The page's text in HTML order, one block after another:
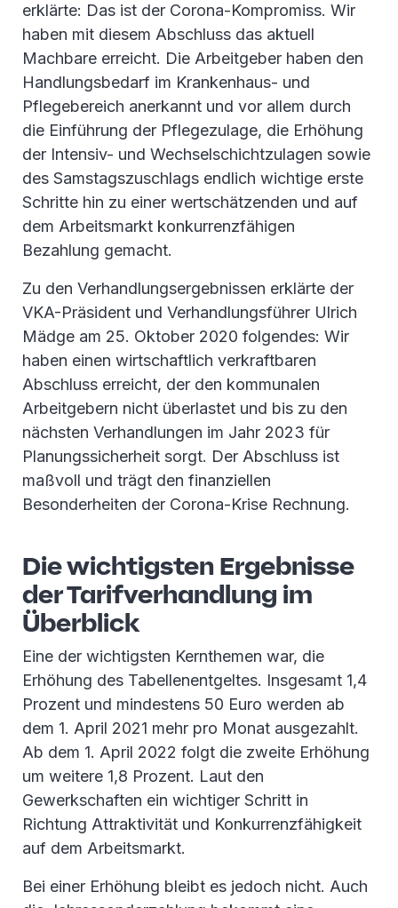
erklärte: Das ist der Corona-Kompromiss. Wir
haben mit diesem Abschluss das aktuell
Machbare erreicht. Die Arbeitgeber haben den
Handlungsbedarf im Krankenhaus- und
Pflegebereich anerkannt und vor allem durch
die Einführung der Pflegezulage, die Erhöhung
der Intensiv- und Wechselschichtzulagen sowie
des Samstagszuschlags endlich wichtige erste
Schritte hin zu einer wertschätzenden und auf
dem Arbeitsmarkt konkurrenzfähigen
Bezahlung gemacht.
Zu den Verhandlungsergebnissen erklärte der
VKA-Präsident und Verhandlungsführer Ulrich
Mädge am 25. Oktober 2020 folgendes: Wir
haben einen wirtschaftlich verkraftbaren
Abschluss erreicht, der den kommunalen
Arbeitgebern nicht überlastet und bis zu den
nächsten Verhandlungen im Jahr 2023 für
Planungssicherheit sorgt. Der Abschluss ist
maßvoll und trägt den finanziellen
Besonderheiten der Corona-Krise Rechnung.
Die wichtigsten Ergebnisse
der Tarifverhandlung im
Überblick
Eine der wichtigsten Kernthemen war, die
Erhöhung des Tabellenentgeltes. Insgesamt 1,4
Prozent und mindestens 50 Euro werden ab
dem 1. April 2021 mehr pro Monat ausgezahlt.
Ab dem 1. April 2022 folgt die zweite Erhöhung
um weitere 1,8 Prozent. Laut den
Gewerkschaften ein wichtiger Schritt in
Richtung Attraktivität und Konkurrenzfähigkeit
auf dem Arbeitsmarkt.
Bei einer Erhöhung bleibt es jedoch nicht. Auch